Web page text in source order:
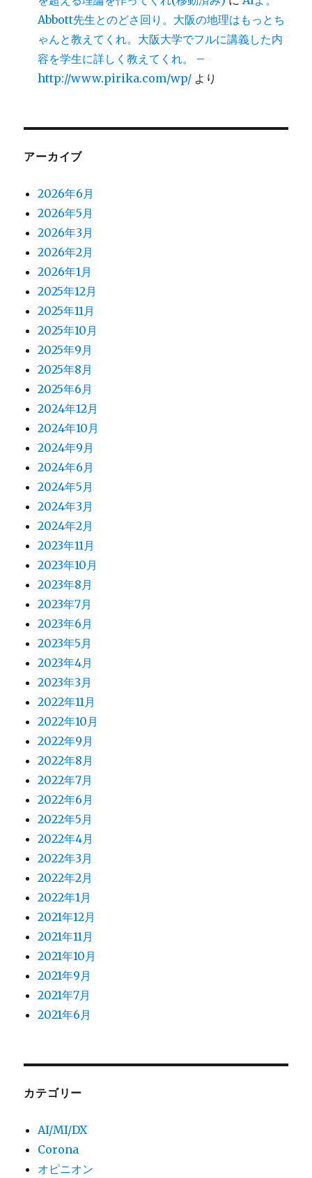
Abbott先生とのどさ回り。大阪の地理はもっとち
ゃんと教えてくれ。大阪大学でフルに講義した内
容を学生に詳しく教えてくれ。 –
http://www.pirika.com/wp/ より
アーカイブ
2026年6月
2026年5月
2026年3月
2026年2月
2026年1月
2025年12月
2025年11月
2025年10月
2025年9月
2025年8月
2025年6月
2024年12月
2024年10月
2024年9月
2024年6月
2024年5月
2024年3月
2024年2月
2023年11月
2023年10月
2023年8月
2023年7月
2023年6月
2023年5月
2023年4月
2023年3月
2022年11月
2022年10月
2022年9月
2022年8月
2022年7月
2022年6月
2022年5月
2022年4月
2022年3月
2022年2月
2022年1月
2021年12月
2021年11月
2021年10月
2021年9月
2021年7月
2021年6月
カテゴリー
AI/MI/DX
Corona
オピニオン